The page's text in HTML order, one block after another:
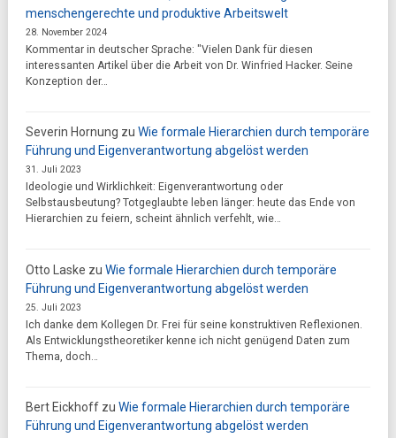
menschengerechte und produktive Arbeitswelt
28. November 2024
Kommentar in deutscher Sprache: "Vielen Dank für diesen
interessanten Artikel über die Arbeit von Dr. Winfried Hacker. Seine
Konzeption der…
Severin Hornung zu Wie formale Hierarchien durch temporäre
Führung und Eigenverantwortung abgelöst werden
31. Juli 2023
Ideologie und Wirklichkeit: Eigenverantwortung oder
Selbstausbeutung? Totgeglaubte leben länger: heute das Ende von
Hierarchien zu feiern, scheint ähnlich verfehlt, wie…
Otto Laske zu Wie formale Hierarchien durch temporäre
Führung und Eigenverantwortung abgelöst werden
25. Juli 2023
Ich danke dem Kollegen Dr. Frei für seine konstruktiven Reflexionen.
Als Entwicklungstheoretiker kenne ich nicht genügend Daten zum
Thema, doch…
Bert Eickhoffzu Wie formale Hierarchien durch temporäre
Führung und Eigenverantwortung abgelöst werden